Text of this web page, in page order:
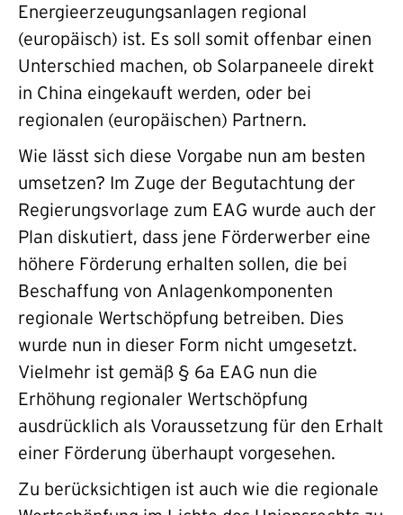
Energieerzeugungsanlagen regional
(europäisch) ist. Es soll somit offenbar einen
Unterschied machen, ob Solarpaneele direkt
in China eingekauft werden, oder bei
regionalen (europäischen) Partnern.
Wie lässt sich diese Vorgabe nun am besten
umsetzen? Im Zuge der Begutachtung der
Regierungsvorlage zum EAG wurde auch der
Plan diskutiert, dass jene Förderwerber eine
höhere Förderung erhalten sollen, die bei
Beschaffung von Anlagenkomponenten
regionale Wertschöpfung betreiben. Dies
wurde nun in dieser Form nicht umgesetzt.
Vielmehr ist gemäß § 6a EAG nun die
Erhöhung regionaler Wertschöpfung
ausdrücklich als Voraussetzung für den Erhalt
einer Förderung überhaupt vorgesehen.
Zu berücksichtigen ist auch wie die regionale